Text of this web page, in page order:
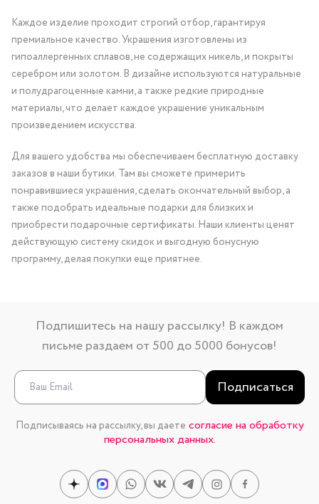
Каждое изделие проходит строгий отбор, гарантируя
премиальное качество. Украшения изготовлены из
гипоаллергенных сплавов, не содержащих никель, и покрыты
серебром или золотом. В дизайне используются натуральные
и полудрагоценные камни, а также редкие природные
материалы, что делает каждое украшение уникальным
произведением искусства.
Для вашего удобства мы обеспечиваем бесплатную доставку
заказов в наши бутики. Там вы сможете примерить
понравившиеся украшения, сделать окончательный выбор, а
также подобрать идеальные подарки для близких и
приобрести подарочные сертификаты. Наши клиенты ценят
действующую систему скидок и выгодную бонусную
программу, делая покупки еще приятнее.
Подпишитесь на нашу рассылку! В каждом
письме раздаем от 500 до 5000 бонусов!
Подписаться
Подписываясь на рассылку, вы даете согласие на обработку
персональных данных.